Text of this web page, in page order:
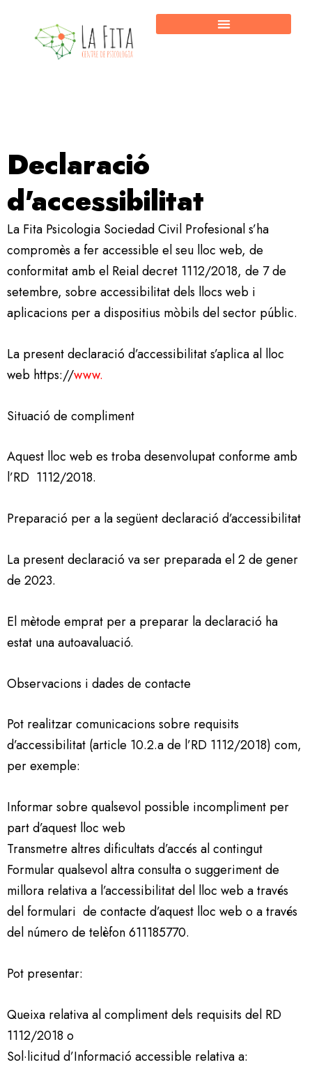
contingut
Declaració
d'accessibilitat
La Fita Psicologia Sociedad Civil Profesional s’ha
compromès a fer accessible el seu lloc web, de
conformitat amb el Reial decret 1112/2018, de 7 de
setembre, sobre accessibilitat dels llocs web i
aplicacions per a dispositius mòbils del sector públic.
La present declaració d’accessibilitat s’aplica al lloc
web https://www.
Situació de compliment
Aquest lloc web es troba desenvolupat conforme amb
l’RD 1112/2018.
Preparació per a la següent declaració d’accessibilitat
La present declaració va ser preparada el 2 de gener
de 2023.
El mètode emprat per a preparar la declaració ha
estat una autoavaluació.
Observacions i dades de contacte
Pot realitzar comunicacions sobre requisits
d’accessibilitat (article 10.2.a de l’RD 1112/2018) com,
per exemple:
Informar sobre qualsevol possible incompliment per
part d’aquest lloc web
Transmetre altres dificultats d’accés al contingut
Formular qualsevol altra consulta o suggeriment de
millora relativa a l’accessibilitat del lloc web a través
del formulari de contacte d’aquest lloc web o a través
del número de telèfon 611185770.
Pot presentar:
Queixa relativa al compliment dels requisits del RD
1112/2018 o
Sol·licitud d’Informació accessible relativa a: